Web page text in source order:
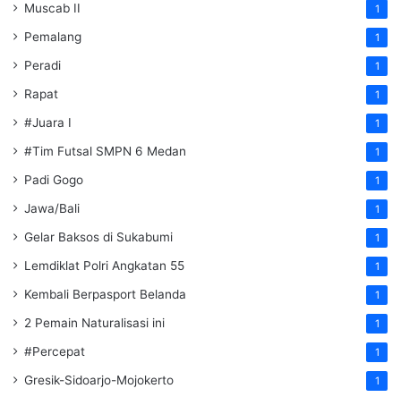
Muscab II 1
Pemalang 1
Peradi 1
Rapat 1
#Juara I 1
#Tim Futsal SMPN 6 Medan 1
Padi Gogo 1
Jawa/Bali 1
Gelar Baksos di Sukabumi 1
Lemdiklat Polri Angkatan 55 1
Kembali Berpasport Belanda 1
2 Pemain Naturalisasi ini 1
#Percepat 1
Gresik-Sidoarjo-Mojokerto 1